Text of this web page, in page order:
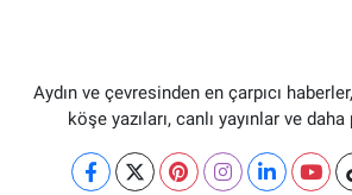
Aydın ve çevresinden en çarpıcı
köşe yazıları, canlı yayınlar ve